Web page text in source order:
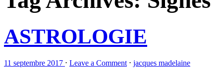
ASTROLOGIE
11 septembre 2017 ⋅ Leave a Comment ⋅ jacques madelaine